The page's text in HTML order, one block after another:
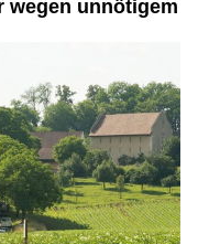
wegen unnötigem